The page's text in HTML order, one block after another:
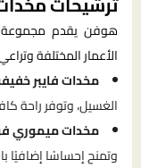
هوفن يقدم
الأعمار المختلفة
مخدات فايبر
الغسيل، وتوفر راحة
مخدات ميموري
وتمنح إحساسًا إضافيًا